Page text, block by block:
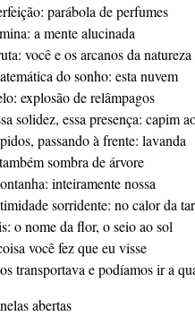
parábola de perfumes
a mente alucinada
você e os arcanos da natureza
do sonho: esta nuvem
explosão de relâmpagos
solidez, essa presença: capim
passando à frente: lavanda
sombra de árvore
inteiramente nossa
sorridente: no calor da
o nome da flor, o seio ao sol
você fez que eu visse
transportava e podíamos ir a
abertas